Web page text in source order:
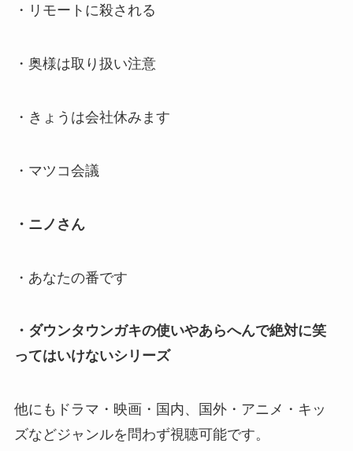
・リモートに殺される
・奥様は取り扱い注意
・きょうは会社休みます
・マツコ会議
・ニノさん
・あなたの番です
・ダウンタウンガキの使いやあらへんで絶対に笑
ってはいけないシリーズ
他にもドラマ・映画・国内、国外・アニメ・キッ
ズなどジャンルを問わず視聴可能です。